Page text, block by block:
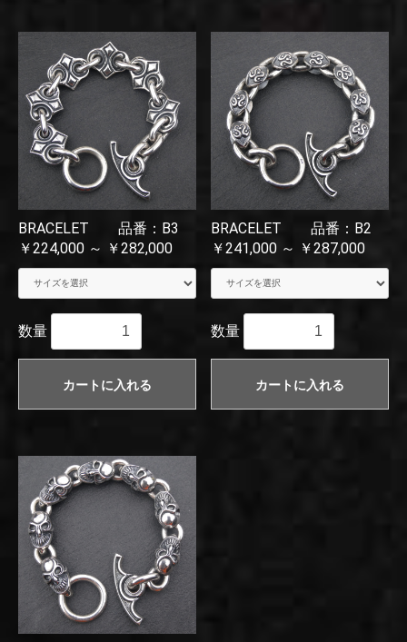
BRACELET 品番：B3
￥224,000 ～ ￥282,000
数量
カートに入れる
BRACELET 品番：B2
￥241,000 ～ ￥287,000
数量
カートに入れる